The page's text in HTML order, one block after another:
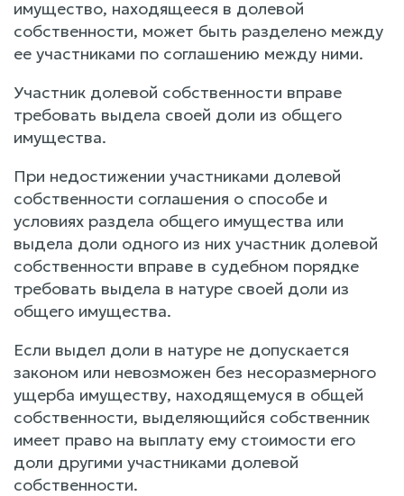
имущество, находящееся в долевой
собственности, может быть разделено между
ее участниками по соглашению между ними.
Участник долевой собственности вправе
требовать выдела своей доли из общего
имущества.
При недостижении участниками долевой
собственности соглашения о способе и
условиях раздела общего имущества или
выдела доли одного из них участник долевой
собственности вправе в судебном порядке
требовать выдела в натуре своей доли из
общего имущества.
Если выдел доли в натуре не допускается
законом или невозможен без несоразмерного
ущерба имуществу, находящемуся в общей
собственности, выделяющийся собственник
имеет право на выплату ему стоимости его
доли другими участниками долевой
собственности.